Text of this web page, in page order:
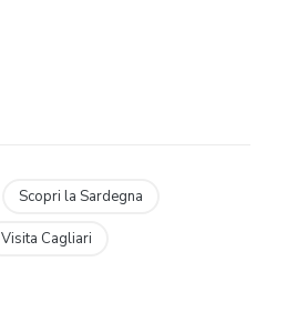
Scopri la Sardegna
Visita Cagliari